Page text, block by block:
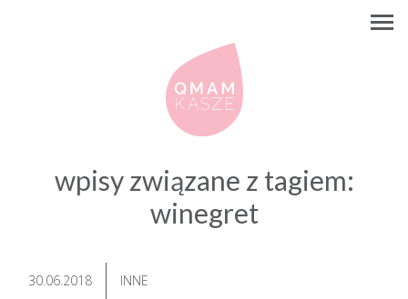
wpisy związane z tagiem:
winegret
30.06.2018 INNE